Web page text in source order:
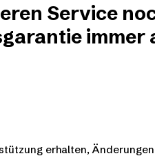
Service
immer
erhalten,